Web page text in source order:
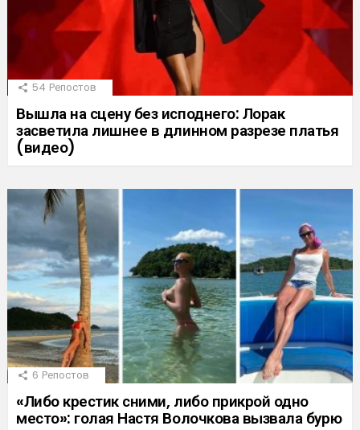
54 Репостов
Вышла на сцену без исподнего: Лорак
засветила лишнее в длинном разрезе платья
(видео)
6 Репостов
«Либо крестик сними, либо прикрой одно
место»: голая Настя Волочкова вызвала бурю